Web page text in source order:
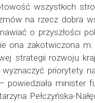
wszystkich
na rzecz dobra
o przyszłości
ona zakotwiczona
strategii rozwoju
priorytety
powiedziała minister
Pełczyńska-